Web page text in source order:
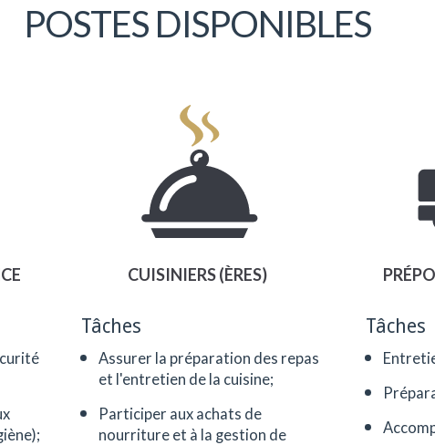
la fonction de
grand bonheur.
de l’employeur qui
et de développer la
POSTES DISPONIBLES
CUISINIERS (ÈRES)
Tâches
Assurer la préparation des repas
et l'entretien de la cuisine;
Participer aux achats de
nourriture et à la gestion de
Tâches